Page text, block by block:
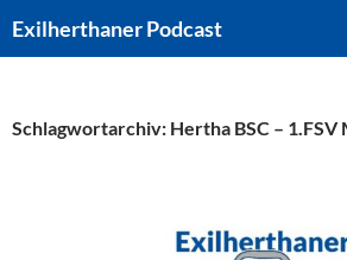
Inhalt
Exilherthaner Podcast
Schlagwortarchiv: Hertha BSC – 1.FSV